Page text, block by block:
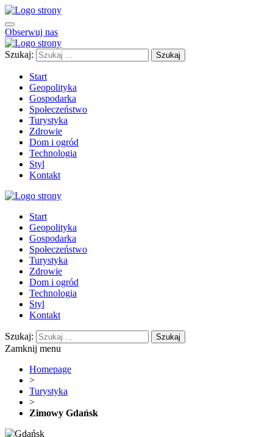
Obserwuj nas
Szukaj:
Start
Geopolityka
Gospodarka
Społeczeństwo
Turystyka
Zdrowie
Dom i ogród
Technologia
Styl
Kontakt
Start
Geopolityka
Gospodarka
Społeczeństwo
Turystyka
Zdrowie
Dom i ogród
Technologia
Styl
Kontakt
Szukaj:
Zamknij menu
Homepage
>
Turystyka
>
Zimowy Gdańsk